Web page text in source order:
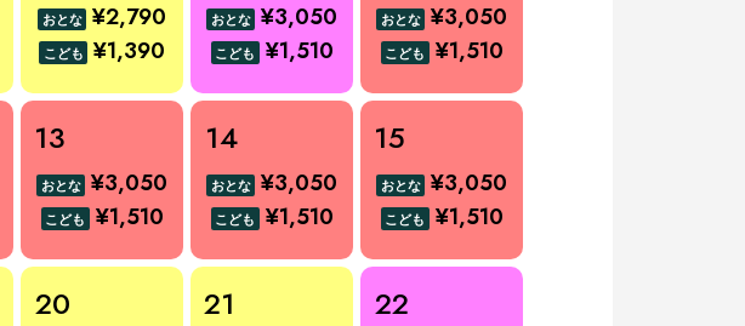
おとな ¥2,790
こども ¥1,390
おとな ¥3,050
こども ¥1,510
おとな ¥3,050
こども ¥1,510
13
おとな ¥3,050
こども ¥1,510
14
おとな ¥3,050
こども ¥1,510
15
おとな ¥3,050
こども ¥1,510
20 21 22